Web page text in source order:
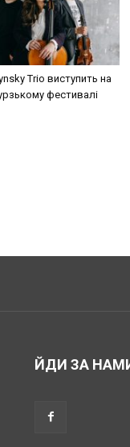
Trio виступить на
фестивалі
ЙДИ ЗА